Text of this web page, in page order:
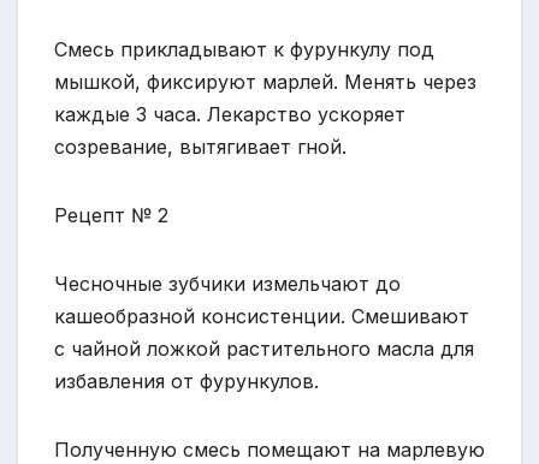
Смесь прикладывают к фурункулу под
мышкой, фиксируют марлей. Менять через
каждые 3 часа. Лекарство ускоряет
созревание, вытягивает гной.
Рецепт № 2
Чесночные зубчики измельчают до
кашеобразной консистенции. Смешивают
с чайной ложкой растительного масла для
избавления от фурункулов.
Полученную смесь помещают на марлевую